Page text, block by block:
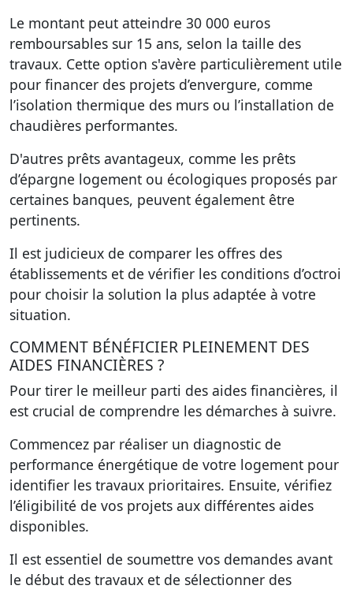
Le montant peut atteindre 30 000 euros
remboursables sur 15 ans, selon la taille des
travaux. Cette option s'avère particulièrement utile
pour financer des projets d’envergure, comme
l’isolation thermique des murs ou l’installation de
chaudières performantes.
D'autres prêts avantageux, comme les prêts
d’épargne logement ou écologiques proposés par
certaines banques, peuvent également être
pertinents.
Il est judicieux de comparer les offres des
établissements et de vérifier les conditions d’octroi
pour choisir la solution la plus adaptée à votre
situation.
COMMENT BÉNÉFICIER PLEINEMENT DES
AIDES FINANCIÈRES ?
Pour tirer le meilleur parti des aides financières, il
est crucial de comprendre les démarches à suivre.
Commencez par réaliser un diagnostic de
performance énergétique de votre logement pour
identifier les travaux prioritaires. Ensuite, vérifiez
l’éligibilité de vos projets aux différentes aides
disponibles.
Il est essentiel de soumettre vos demandes avant
le début des travaux et de sélectionner des